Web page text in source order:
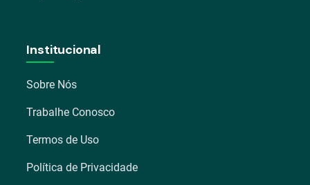
Institucional
Sobre Nós
Trabalhe Conosco
Termos de Uso
Política de Privacidade